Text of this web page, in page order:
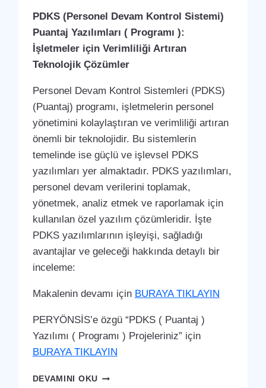
PDKS (Personel Devam Kontrol Sistemi)
Puantaj Yazılımları ( Programı ):
İşletmeler için Verimliliği Artıran
Teknolojik Çözümler
Personel Devam Kontrol Sistemleri (PDKS)
(Puantaj) programı, işletmelerin personel
yönetimini kolaylaştıran ve verimliliği artıran
önemli bir teknolojidir. Bu sistemlerin
temelinde ise güçlü ve işlevsel PDKS
yazılımları yer almaktadır. PDKS yazılımları,
personel devam verilerini toplamak,
yönetmek, analiz etmek ve raporlamak için
kullanılan özel yazılım çözümleridir. İşte
PDKS yazılımlarının işleyişi, sağladığı
avantajlar ve geleceği hakkında detaylı bir
inceleme:
Makalenin devamı için BURAYA TIKLAYIN
PERYÖNSİS’e özgü “PDKS ( Puantaj )
Yazılımı ( Programı ) Projeleriniz” için
BURAYA TIKLAYIN
DEVAMINI OKUBOR